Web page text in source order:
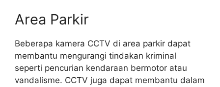
Area Parkir
Beberapa kamera CCTV di area parkir dapat
membantu mengurangi tindakan kriminal
seperti pencurian kendaraan bermotor atau
vandalisme. CCTV juga dapat membantu dalam